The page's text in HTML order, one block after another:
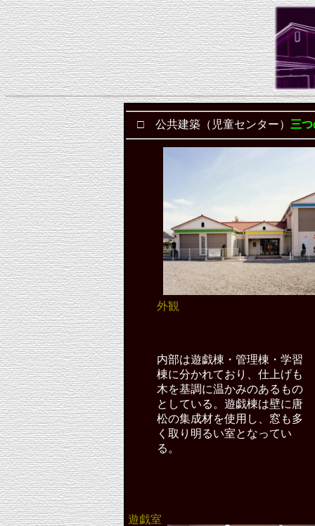
□ 公共建築（児童センター） 三
外観
内部は遊戯棟・管理棟・学習
棟に分かれており、仕上げも
木を基調に温かみのあるもの
としている。遊戯棟は壁に唐
松の集成材を使用し、窓も多
く取り明るい室となってい
る。
遊戯室